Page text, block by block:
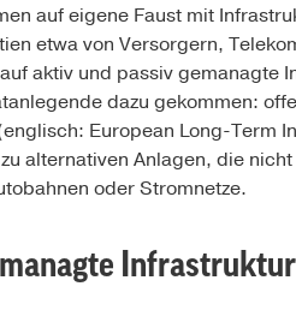
auf eigene Faust mit
etwa von Versorgern,
aktiv und passiv gemanagte
dazu gekommen:
European Long-Term
alternativen Anlagen, die
oder Stromnetze.